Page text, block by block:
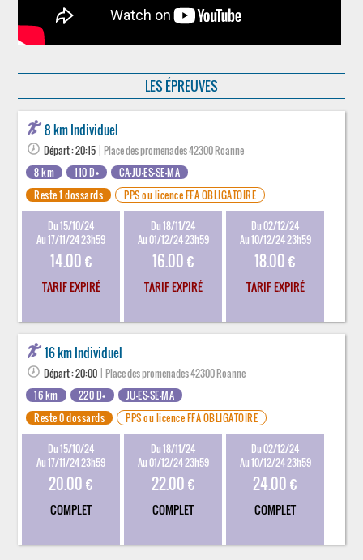
LES ÉPREUVES
8 km Individuel
Départ : 20:15 | Place des promenades 42300 Roanne
8 km
110 D+
CA-JU-ES-SE-MA
Reste 1 dossards
PPS ou licence FFA OBLIGATOIRE
Du 15/10/24
Au 17/11/24 23h59
14.00 €
TARIF EXPIRÉ
Du 18/11/24
Au 01/12/24 23h59
16.00 €
TARIF EXPIRÉ
Du 02/12/24
Au 10/12/24 23h59
18.00 €
TARIF EXPIRÉ
16 km Individuel
Départ : 20:00 | Place des promenades 42300 Roanne
16 km
220 D+
JU-ES-SE-MA
Reste 0 dossards
PPS ou licence FFA OBLIGATOIRE
Du 15/10/24
Au 17/11/24 23h59
20.00 €
COMPLET
Du 18/11/24
Au 01/12/24 23h59
22.00 €
COMPLET
Du 02/12/24
Au 10/12/24 23h59
24.00 €
COMPLET